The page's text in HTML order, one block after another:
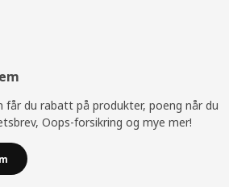
får du rabatt på produkter, poeng når du
Oops-forsikring og mye mer!